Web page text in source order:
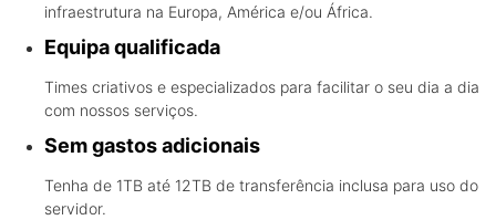
infraestrutura na Europa, América e/ou África.
Equipa qualificada
Times criativos e especializados para facilitar o seu dia a dia
com nossos serviços.
Sem gastos adicionais
Tenha de 1TB até 12TB de transferência inclusa para uso do
servidor.